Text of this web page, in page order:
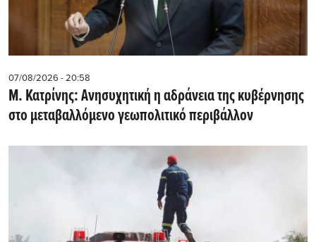
07/08/2026 - 20:58
Μ. Κατρίνης: Ανησυχητική η αδράνεια της κυβέρνησης
στο μεταβαλλόμενο γεωπολιτικό περιβάλλον